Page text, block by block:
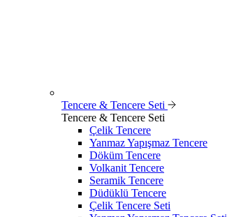
Tencere & Tencere Seti
Tencere & Tencere Seti
Çelik Tencere
Yanmaz Yapışmaz Tencere
Döküm Tencere
Volkanit Tencere
Seramik Tencere
Düdüklü Tencere
Çelik Tencere Seti